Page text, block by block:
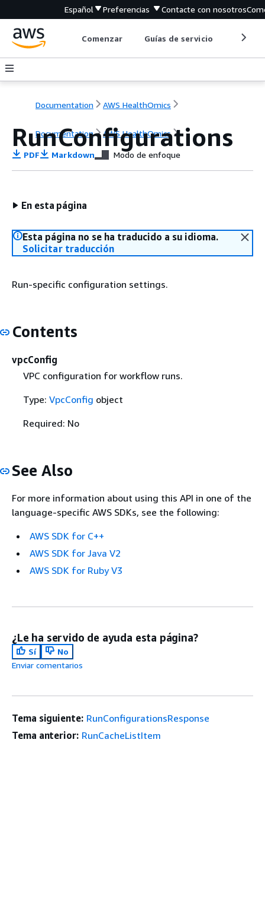
Español Preferencias Contacte con nosotros
Comenzar Guías de servicio
Documentation AWS HealthOmics
Documentation AWS HealthOmics
RunConfigurations
PDF Markdown Modo de enfoque
En esta página
Esta página no se ha traducido a su idioma.
Solicitar traducción
Run-specific configuration settings.
Contents
vpcConfig
VPC configuration for workflow runs.
Type: VpcConfig object
Required: No
See Also
For more information about using this API in one of the
language-specific AWS SDKs, see the following:
AWS SDK for C++
AWS SDK for Java V2
AWS SDK for Ruby V3
¿Le ha servido de ayuda esta página?
Sí
No
Enviar comentarios
Tema siguiente: RunConfigurationsResponse
Tema anterior: RunCacheListItem